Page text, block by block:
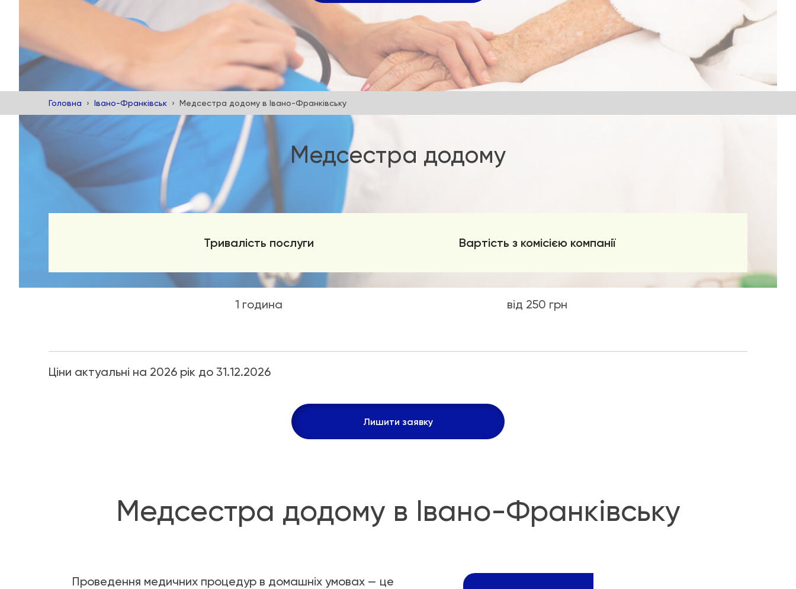
Головна Івано-Франківськ Медсестра додому в Івано-Франківську
Медсестра додому
Тривалість послуги Вартість з комісією компанії
1 година від 250 грн
Ціни актуальні на 2026 рік до 31.12.2026
Лишити заявку
Медсестра додому в Івано-Франківську
Проведення медичних процедур в домашніх умовах — це